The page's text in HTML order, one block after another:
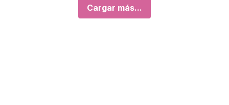
Cargar más...